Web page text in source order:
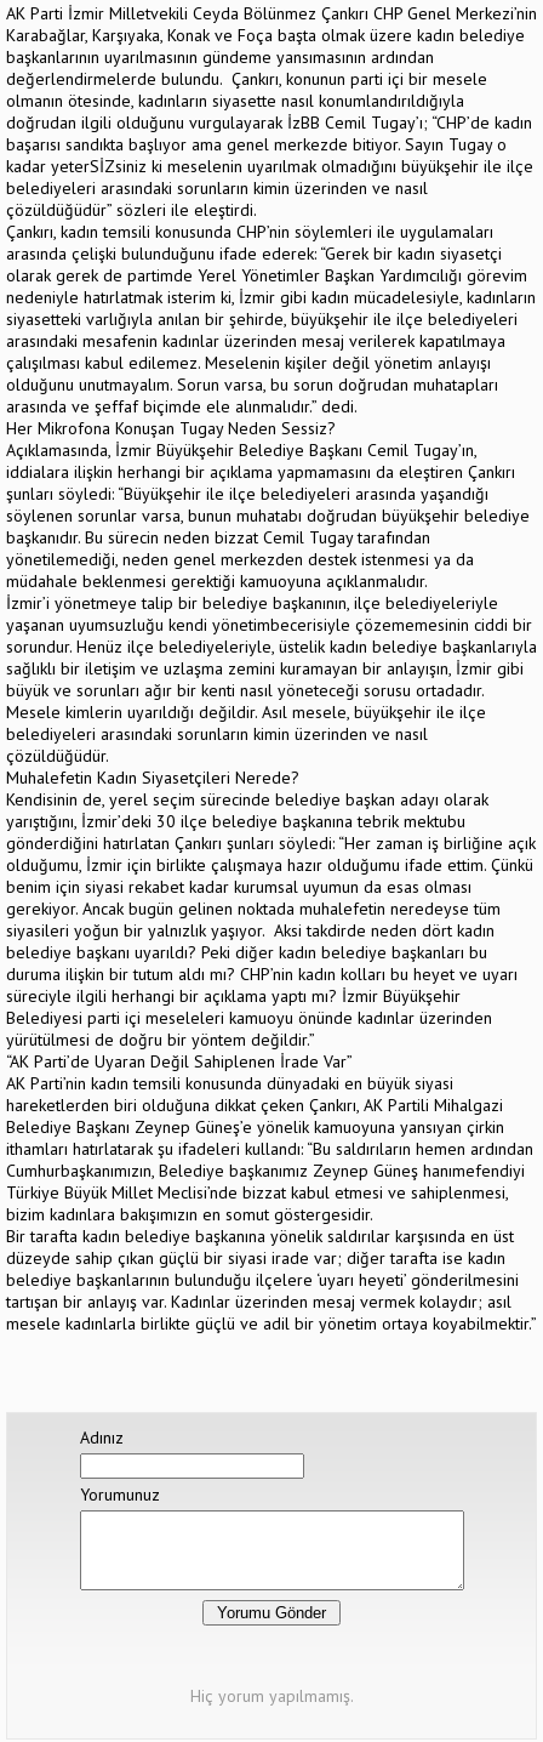
AK Parti İzmir Milletvekili Ceyda Bölünmez Çankırı CHP Genel Merkezi’nin
Karabağlar, Karşıyaka, Konak ve Foça başta olmak üzere kadın belediye
başkanlarının uyarılmasının gündeme yansımasının ardından
değerlendirmelerde bulundu. Çankırı, konunun parti içi bir mesele
olmanın ötesinde, kadınların siyasette nasıl konumlandırıldığıyla
doğrudan ilgili olduğunu vurgulayarak İzBB Cemil Tugay’ı; “CHP’de kadın
başarısı sandıkta başlıyor ama genel merkezde bitiyor. Sayın Tugay o
kadar yeterSİZsiniz ki meselenin uyarılmak olmadığını büyükşehir ile ilçe
belediyeleri arasındaki sorunların kimin üzerinden ve nasıl
çözüldüğüdür” sözleri ile eleştirdi.
Çankırı, kadın temsili konusunda CHP’nin söylemleri ile uygulamaları
arasında çelişki bulunduğunu ifade ederek: “Gerek bir kadın siyasetçi
olarak gerek de partimde Yerel Yönetimler Başkan Yardımcılığı görevim
nedeniyle hatırlatmak isterim ki, İzmir gibi kadın mücadelesiyle, kadınların
siyasetteki varlığıyla anılan bir şehirde, büyükşehir ile ilçe belediyeleri
arasındaki mesafenin kadınlar üzerinden mesaj verilerek kapatılmaya
çalışılması kabul edilemez. Meselenin kişiler değil yönetim anlayışı
olduğunu unutmayalım. Sorun varsa, bu sorun doğrudan muhatapları
arasında ve şeffaf biçimde ele alınmalıdır.” dedi.
Her Mikrofona Konuşan Tugay Neden Sessiz?
Açıklamasında, İzmir Büyükşehir Belediye Başkanı Cemil Tugay’ın,
iddialara ilişkin herhangi bir açıklama yapmamasını da eleştiren Çankırı
şunları söyledi: “Büyükşehir ile ilçe belediyeleri arasında yaşandığı
söylenen sorunlar varsa, bunun muhatabı doğrudan büyükşehir belediye
başkanıdır. Bu sürecin neden bizzat Cemil Tugay tarafından
yönetilemediği, neden genel merkezden destek istenmesi ya da
müdahale beklenmesi gerektiği kamuoyuna açıklanmalıdır.
İzmir’i yönetmeye talip bir belediye başkanının, ilçe belediyeleriyle
yaşanan uyumsuzluğu kendi yönetimbecerisiyle çözememesinin ciddi bir
sorundur. Henüz ilçe belediyeleriyle, üstelik kadın belediye başkanlarıyla
sağlıklı bir iletişim ve uzlaşma zemini kuramayan bir anlayışın, İzmir gibi
büyük ve sorunları ağır bir kenti nasıl yöneteceği sorusu ortadadır.
Mesele kimlerin uyarıldığı değildir. Asıl mesele, büyükşehir ile ilçe
belediyeleri arasındaki sorunların kimin üzerinden ve nasıl
çözüldüğüdür.
Muhalefetin Kadın Siyasetçileri Nerede?
Kendisinin de, yerel seçim sürecinde belediye başkan adayı olarak
yarıştığını, İzmir’deki 30 ilçe belediye başkanına tebrik mektubu
gönderdiğini hatırlatan Çankırı şunları söyledi: “Her zaman iş birliğine açık
olduğumu, İzmir için birlikte çalışmaya hazır olduğumu ifade ettim. Çünkü
benim için siyasi rekabet kadar kurumsal uyumun da esas olması
gerekiyor. Ancak bugün gelinen noktada muhalefetin neredeyse tüm
siyasileri yoğun bir yalnızlık yaşıyor. Aksi takdirde neden dört kadın
belediye başkanı uyarıldı? Peki diğer kadın belediye başkanları bu
duruma ilişkin bir tutum aldı mı? CHP’nin kadın kolları bu heyet ve uyarı
süreciyle ilgili herhangi bir açıklama yaptı mı? İzmir Büyükşehir
Belediyesi parti içi meseleleri kamuoyu önünde kadınlar üzerinden
yürütülmesi de doğru bir yöntem değildir.”
“AK Parti’de Uyaran Değil Sahiplenen İrade Var”
AK Parti’nin kadın temsili konusunda dünyadaki en büyük siyasi
hareketlerden biri olduğuna dikkat çeken Çankırı, AK Partili Mihalgazi
Belediye Başkanı Zeynep Güneş’e yönelik kamuoyuna yansıyan çirkin
ithamları hatırlatarak şu ifadeleri kullandı: “Bu saldırıların hemen ardından
Cumhurbaşkanımızın, Belediye başkanımız Zeynep Güneş hanımefendiyi
Türkiye Büyük Millet Meclisi’nde bizzat kabul etmesi ve sahiplenmesi,
bizim kadınlara bakışımızın en somut göstergesidir.
Bir tarafta kadın belediye başkanına yönelik saldırılar karşısında en üst
düzeyde sahip çıkan güçlü bir siyasi irade var; diğer tarafta ise kadın
belediye başkanlarının bulunduğu ilçelere ‘uyarı heyeti’ gönderilmesini
tartışan bir anlayış var. Kadınlar üzerinden mesaj vermek kolaydır; asıl
mesele kadınlarla birlikte güçlü ve adil bir yönetim ortaya koyabilmektir.”
Adınız
Yorumunuz
Hiç yorum yapılmamış.